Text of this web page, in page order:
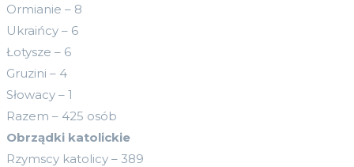
Ormianie – 8
Ukraińcy – 6
Łotysze – 6
Gruzini – 4
Słowacy – 1
Razem – 425 osób
Obrządki katolickie
Rzymscy katolicy – 389